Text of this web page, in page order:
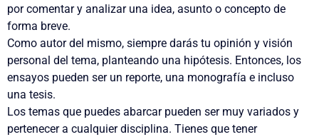
por comentar y analizar una idea, asunto o concepto de
forma breve.
Como autor del mismo, siempre darás tu opinión y visión
personal del tema, planteando una hipótesis. Entonces, los
ensayos pueden ser un reporte, una monografía e incluso
una tesis.
Los temas que puedes abarcar pueden ser muy variados y
pertenecer a cualquier disciplina. Tienes que tener